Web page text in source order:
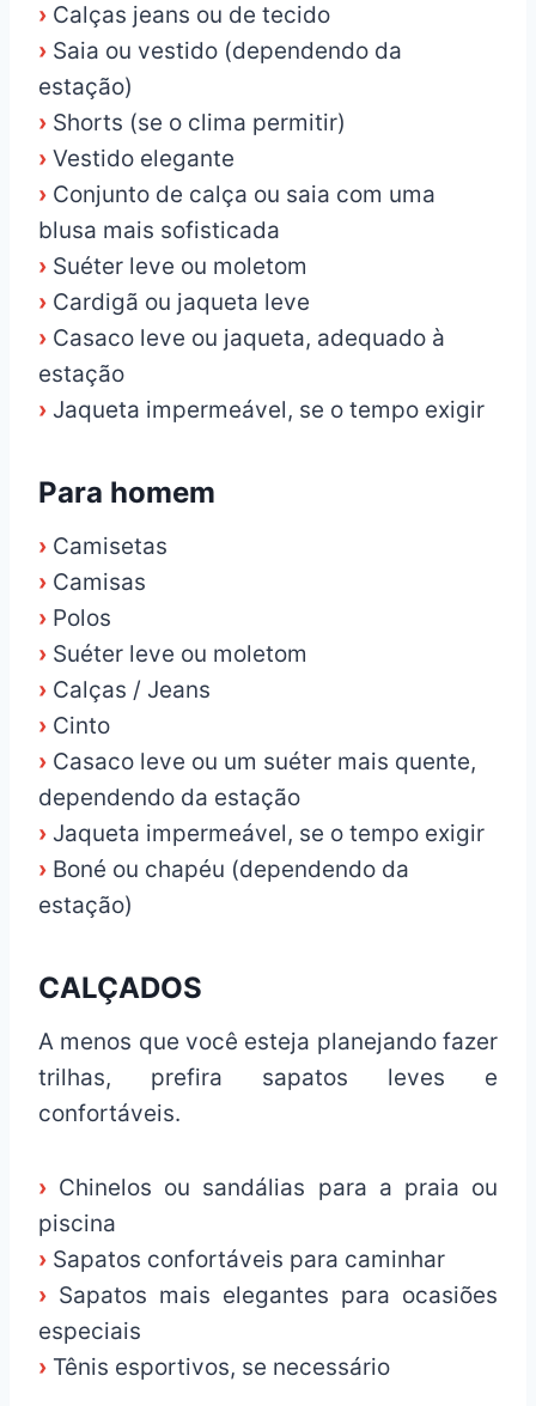
› Calças jeans ou de tecido
› Saia ou vestido (dependendo da
estação)
› Shorts (se o clima permitir)
› Vestido elegante
› Conjunto de calça ou saia com uma
blusa mais sofisticada
› Suéter leve ou moletom
› Cardigã ou jaqueta leve
› Casaco leve ou jaqueta, adequado à
estação
› Jaqueta impermeável, se o tempo exigir
Para homem
› Camisetas
› Camisas
› Polos
› Suéter leve ou moletom
› Calças / Jeans
› Cinto
› Casaco leve ou um suéter mais quente,
dependendo da estação
› Jaqueta impermeável, se o tempo exigir
› Boné ou chapéu (dependendo da
estação)
CALÇADOS
A menos que você esteja planejando fazer
trilhas, prefira sapatos leves e
confortáveis.
› Chinelos ou sandálias para a praia ou
piscina
› Sapatos confortáveis para caminhar
› Sapatos mais elegantes para ocasiões
especiais
› Tênis esportivos, se necessário